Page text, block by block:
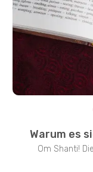
Warum es
Om Shanti!